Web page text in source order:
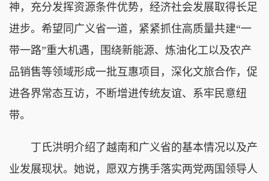
神，充分发挥资源条件优势，经济社会发展取得长足
进步。希望同广义省一道，紧紧抓住高质量共建“一
带一路”重大机遇，围绕新能源、炼油化工以及农产
品销售等领域形成一批互惠项目，深化文旅合作，促
进各界常态互访，不断增进传统友谊、系牢民意纽
带。
丁氏洪明介绍了越南和广义省的基本情况以及产
业发展现状。她说，愿双方携手落实两党两国领导人